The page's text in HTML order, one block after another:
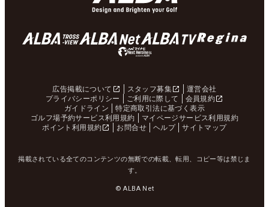
広告掲載について スタッフ募集
運営会社
プライバシーポリシー
ご利用に際して
会員規約
ガイドライン
特定商取引法に基づく表示
ゴルフ場予約サービス利用規約
マイページサービス利用規約
ポイント利用規約
お問合せ ヘルプ サイトマップ
掲載されている全てのコンテンツの無断での転載、転用、コピー等は禁じま
す。
© ALBA Net